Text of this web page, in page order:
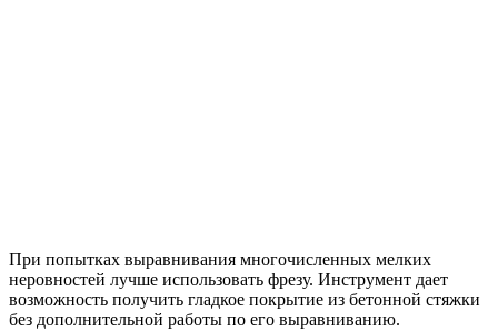
При попытках выравнивания многочисленных мелких
неровностей лучше использовать фрезу. Инструмент дает
возможность получить гладкое покрытие из бетонной стяжки
без дополнительной работы по его выравниванию.